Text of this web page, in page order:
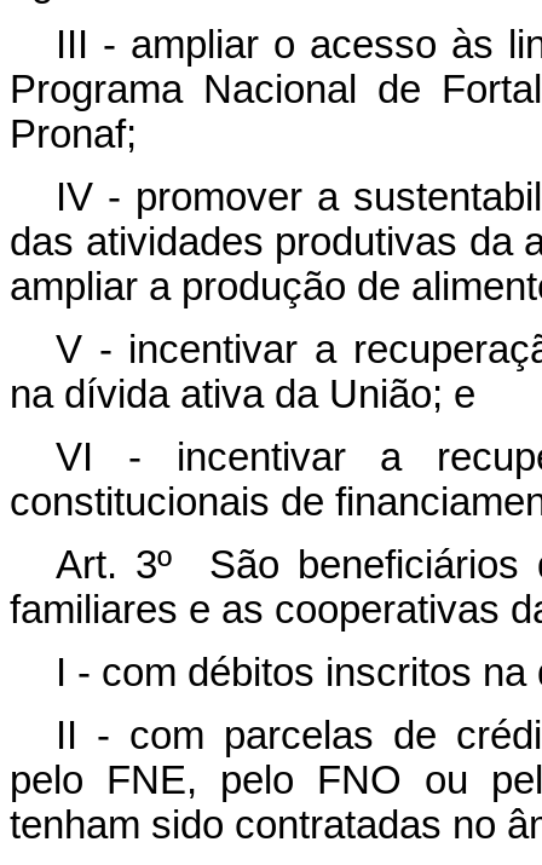
III - ampliar o acesso às
Programa Nacional de
Pronaf;
IV - promover a
das atividades produtivas da
ampliar a produção de
V - incentivar a
na dívida ativa da União; e
VI - incentivar a
constitucionais de
Art. 3º São beneficiários
familiares e as cooperativas
I - com débitos inscritos
II - com parcelas de
pelo FNE, pelo FNO ou
tenham sido contratadas no